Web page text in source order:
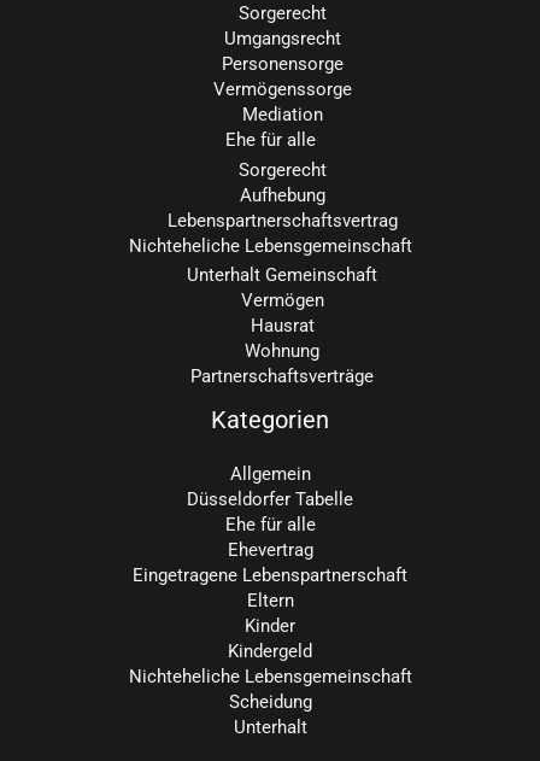
Sorgerecht
Umgangsrecht
Personensorge
Vermögenssorge
Mediation
Ehe für alle
Sorgerecht
Aufhebung
Lebenspartnerschaftsvertrag
Nichteheliche Lebensgemeinschaft
Unterhalt Gemeinschaft
Vermögen
Hausrat
Wohnung
Partnerschaftsverträge
Kategorien
Allgemein
Düsseldorfer Tabelle
Ehe für alle
Ehevertrag
Eingetragene Lebenspartnerschaft
Eltern
Kinder
Kindergeld
Nichteheliche Lebensgemeinschaft
Scheidung
Unterhalt